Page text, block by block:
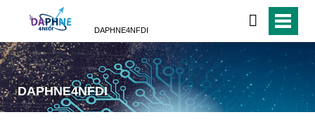
DAPHNE4NFDI
DAPHNE4NFDI